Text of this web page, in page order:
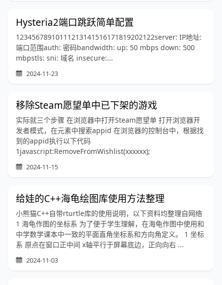
Hysteria2端口跳跃简单配置
12345678910111213141516171819202122server: IP地址:
端口范围auth: 密码bandwidth: up: 50 mbps down: 500
mbpstls: sni: 域名 insecure:...
2024-11-23
移除Steam愿望单中已下架的游戏
实际就三个步骤 在浏览器中打开Steam愿望单 打开浏览器开
发者模式，在元素中搜索appid 在浏览器的控制台中，根据找
到的appid执行以下代码
1javascript:RemoveFromWishlist(xxxxxx);
2024-11-15
给娃的C++海龟绘图库使用方法整理
小熊猫C++自带rturtle库的使用说明，以下资料均整理自网络
1 海龟作图的坐标系 为了便于学生理解，在海龟作图中使用和
中学数学课本中一致的平面直角坐标系和方向角定义。 1 坐标
系 原点在窗口正中间 x轴平行于屏幕底边，正向向右 ...
2024-11-03